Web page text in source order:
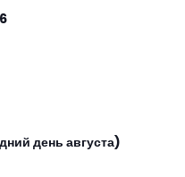
день августа)